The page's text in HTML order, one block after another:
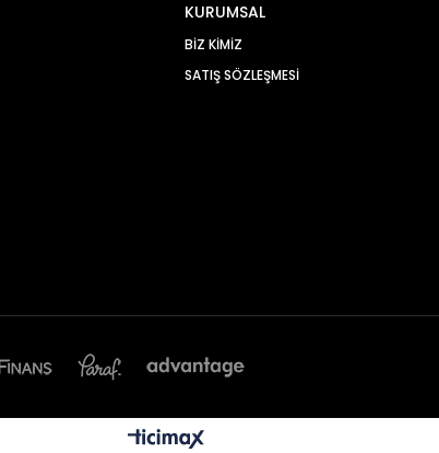
KURUMSAL
BİZ KİMİZ
SATIŞ SÖZLEŞMESİ